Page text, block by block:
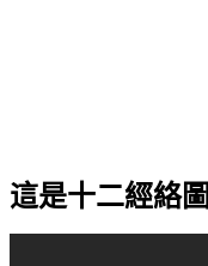
這是十二經絡圖